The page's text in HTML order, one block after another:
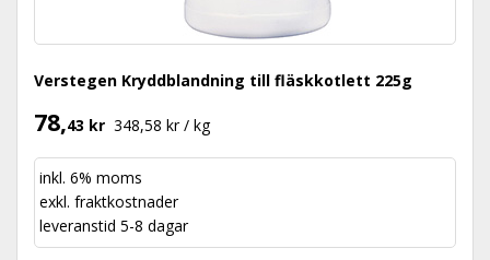
Verstegen Kryddblandning till fläskkotlett 225g
78,43 kr 348,58 kr / kg
inkl. 6% moms
exkl. fraktkostnader
leveranstid 5-8 dagar